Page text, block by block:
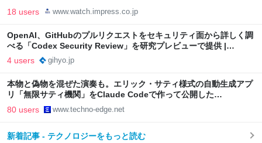
18 users www.watch.impress.co.jp
OpenAI、GitHubのプルリクエストをセキュリティ面から詳しく調
べる「Codex Security Review」を研究プレビューで提供 |
gihyo.jp
4 users gihyo.jp
本物と偽物を混ぜた演奏も。エリック・サティ様式の自動生成アプ
リ「無限サティ機関」をClaude Codeで作って公開した
（CloseBox） | テクノエッジ TechnoEdge
80 users www.techno-edge.net
新着記事 - テクノロジーをもっと読む